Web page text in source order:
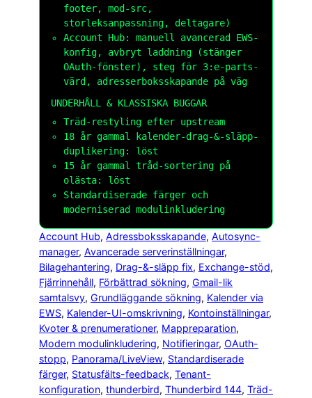
footer, mod-src,
storleksanpassning, deltagare)
Account Hub: manuell avancerad EWS-
konfig, avbryt laddning (stänger
OAuth-fönster), steg för 3:e-parts-
värd, adresserboksskapande på väg
UNDERHÅLL & KLASSISKA BUGGAR
Träd-restyling efter upstream
18 år gammal kalender-drag-&-släpp-
duplikering: löst
15 år gammal tråd-sortering på
olästa: löst
Standardiserade färger och
moderniserad modulinkludering
Account Hub, Adressboksskapande, Autosync-
manager, Avancerade serverinställningar
Bilagehantering, Drag-&-släpp fix, Exchange-stöd
Fjärrinnehåll, Förbättrad sökning, Gmail-lik
samtalsvy, Grundläggande sökning, Kalender via
EWS, Kalender-UI-omskrivning, Kontoinställningar
Kvoter & prenumerationer, Mappreparation
Modern modulinkludering, Notifieringar, OAuth-
stopp, Panorama/LiveView, Standardiserade
färger, Statusfälts-feedback, Tenant-
konfiguration, thunderbird, Thunderbird 144, Träd-